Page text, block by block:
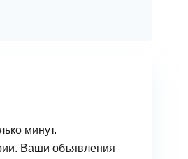
минут.
Ваши объявления